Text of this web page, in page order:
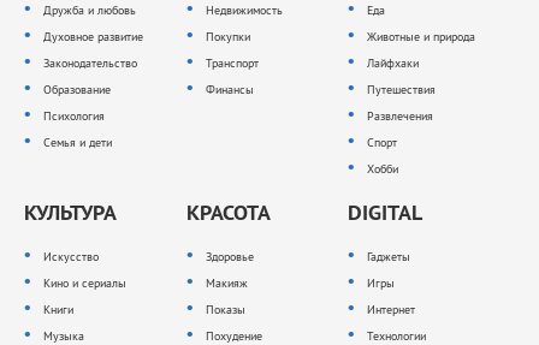
Дружба и любовь
Духовное развитие
Законодательство
Образование
Психология
Семья и дети
Недвижимость
Покупки
Транспорт
Финансы
Еда
Животные и природа
Лайфхаки
Путешествия
Развлечения
Спорт
Хобби
КУЛЬТУРА
Искусство
Кино и сериалы
Книги
Музыка
КРАСОТА
Здоровье
Макияж
Показы
Похудение
DIGITAL
Гаджеты
Игры
Интернет
Технологии